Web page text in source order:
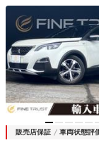
ヶ月走行距離無
正ＨＤＤナビ フ
ール
販売店保証 車両状態評